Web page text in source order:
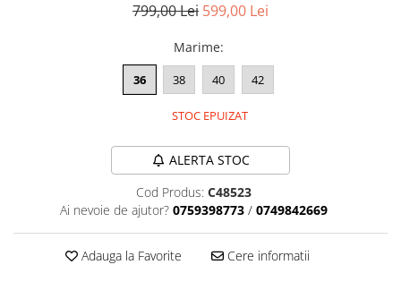
799,00 Lei 599,00 Lei
Marime:
36 38 40 42
STOC EPUIZAT
ALERTA STOC
Cod Produs: C48523
Ai nevoie de ajutor? 0759398773 / 0749842669
Adauga la Favorite Cere informatii